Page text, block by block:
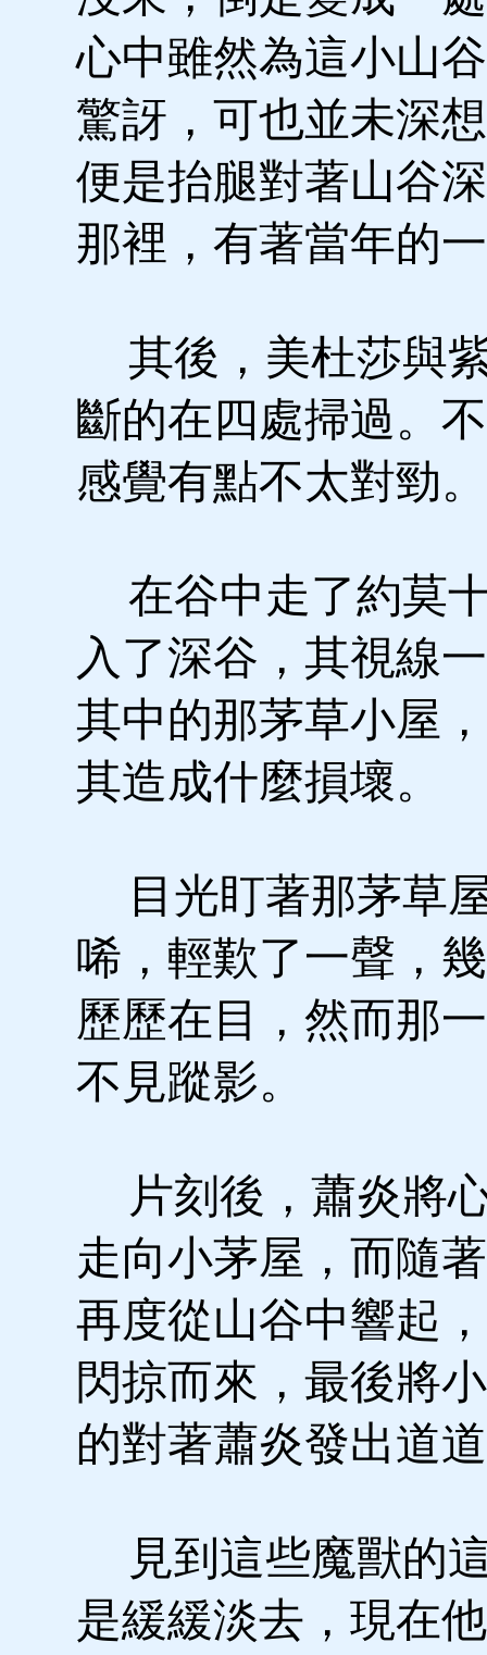
心中雖然為這小山
驚訝，可也並未深
便是抬腿對著山谷
那裡，有著當年的
其後，美杜莎與
斷的在四處掃過。
感覺有點不太對勁。
在谷中走了約莫
入了深谷，其視線
其中的那茅草小屋
其造成什麼損壞。
目光盯著那茅草
唏，輕歎了一聲，
歷歷在目，然而那
不見蹤影。
片刻後，蕭炎將
走向小茅屋，而隨
再度從山谷中響起
閃掠而來，最後將
的對著蕭炎發出道
見到這些魔獸的
是緩緩淡去，現在